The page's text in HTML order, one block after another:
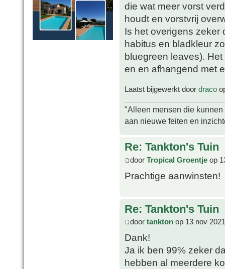
die wat meer vorst
houdt en vorstvrij
Is het overigens zeker
habitus en bladkleur
bluegreen leaves).
en en afhangend met
Laatst bijgewerkt door draco
"Alleen mensen die
aan nieuwe feiten en
Re: Tankton's Tuin
door Tropical Groentje op
Prachtige aanwinsten!
Re: Tankton's Tuin
door tankton op 13 nov
Dank!
Ja ik ben 99% zeker
hebben al meerdere